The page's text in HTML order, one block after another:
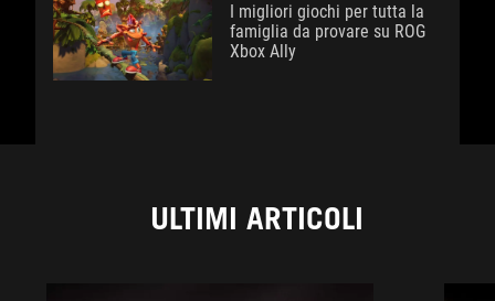
I migliori giochi per tutta la
famiglia da provare su ROG
Xbox Ally
ULTIMI ARTICOLI